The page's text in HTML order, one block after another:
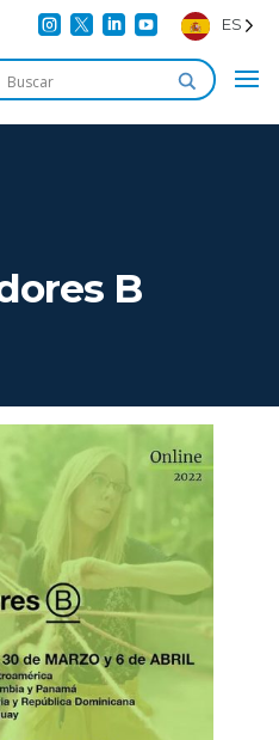
    ES
B